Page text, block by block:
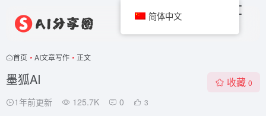
首页 • AI文章写作 • 正文
墨狐AI
1年前更新 125.7K 0 3
收藏 0
简体中文